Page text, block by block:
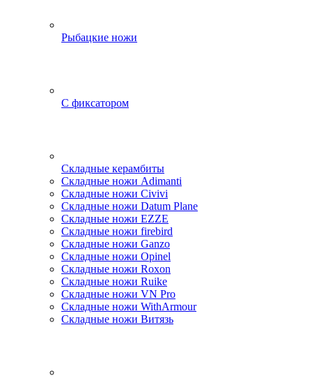
Рыбацкие ножи
С фиксатором
Складные керамбиты
Складные ножи Adimanti
Складные ножи Civivi
Складные ножи Datum Plane
Складные ножи EZZE
Складные ножи firebird
Складные ножи Ganzo
Складные ножи Opinel
Складные ножи Roxon
Складные ножи Ruike
Складные ножи VN Pro
Складные ножи WithArmour
Складные ножи Витязь